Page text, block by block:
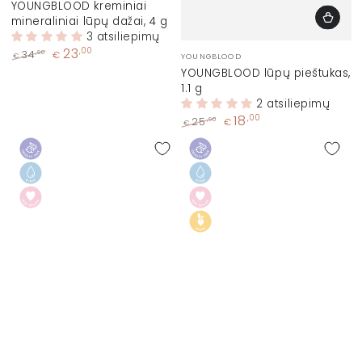
YOUNGBLOOD kreminiai
mineraliniai lūpų dažai, 4 g
3 atsiliepimų
€ 34,90 € 23,00
Prekinis
ženklas:
YOUNGBLOOD
YOUNGBLOOD lūpų pieštukas,
1.1 g
2 atsiliepimų
Įprasta
kaina
€ 25,90 € 18 ,00